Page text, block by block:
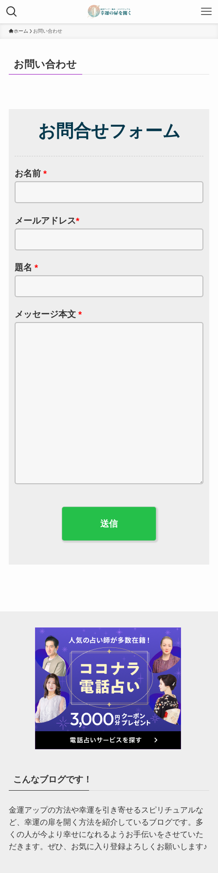
ホーム お問い合わせ
お問い合わせ
お問合せフォーム
お名前*
メールアドレス*
題名*
メッセージ本文*
こんなブログです！
金運アップの方法や幸運を引き寄せるスピリチュアルな
ど、幸運の扉を開く方法を紹介しているブログです。多
くの人が今より幸せになれるようお手伝いをさせていた
だきます。ぜひ、お気に入り登録よろしくお願いします♪